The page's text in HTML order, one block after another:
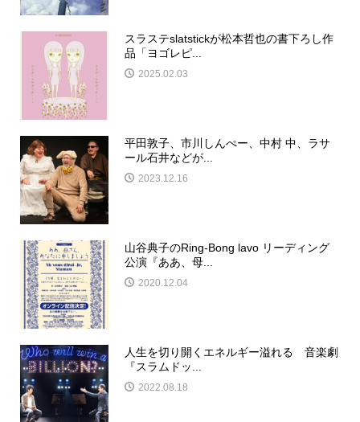
スラステslatstickが松本哲也の書下ろし作
品「ヨゴレピ...
2025.02.03
平田敦子、市川しんぺー、中村 中、ラサ
ール石井などが...
2023.12.16
山谷典子のRing-Bong lavo リーディング
公演『ああ、母...
2020.12.04
人生を切り開くエネルギー溢れる 音楽劇
『スラムドッ...
2022.08.18